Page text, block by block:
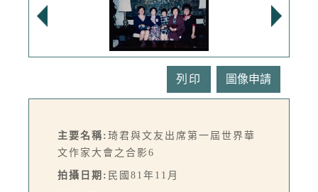
列印
主要名稱: 琦君與文友出席第一屆世界華
文作家大會之合影6
拍攝日期: 民國81年11月